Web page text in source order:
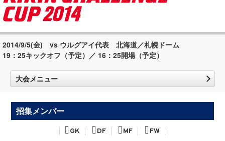
2014/9/5(金) vs ウルグアイ代表 北海道／札幌ドーム
19：25キックオフ（予定）／ 16：25開場（予定）
大会メニュー
招集メンバー
GK DF MF FW